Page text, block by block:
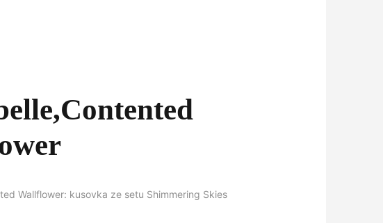
Wallflower: kusovka ze setu Shimmering Skies